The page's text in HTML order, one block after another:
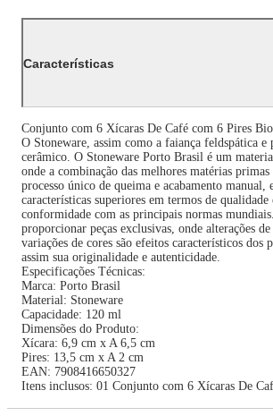
Características
Conjunto com 6 Xícaras De Café com 6 Pires
O Stoneware, assim como a faiança feldspática
cerâmico. O Stoneware Porto Brasil é um
onde a combinação das melhores matérias
processo único de queima e acabamento
características superiores em termos de qualidade
conformidade com as principais normas
proporcionar peças exclusivas, onde alterações
variações de cores são efeitos característicos dos
assim sua originalidade e autenticidade.
Especificações Técnicas:
Marca: Porto Brasil
Material: Stoneware
Capacidade: 120 ml
Dimensões do Produto:
Xícara: 6,9 cm x A 6,5 cm
Pires: 13,5 cm x A 2 cm
EAN: 7908416650327
Itens inclusos: 01 Conjunto com 6 Xícaras De